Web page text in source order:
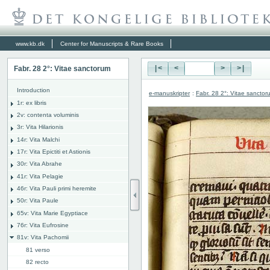
www.kb.dk Center for Manuscripts & Rare Books
Fabr. 28 2°: Vitae sanctorum
Introduction
1r: ex libris
2v: contenta voluminis
3r: Vita Hilarionis
14r: Vita Malchi
17r: Vita Epictiti et Astionis
30r: Vita Abrahe
41r: Vita Pelagie
46r: Vita Pauli primi heremite
50r: Vita Paule
65v: Vita Marie Egyptiace
76r: Vita Eufrosine
81v: Vita Pachomii
81 verso
82 recto
|< < > >|
e-manuskripter : Fabr. 28 2°: Vitae